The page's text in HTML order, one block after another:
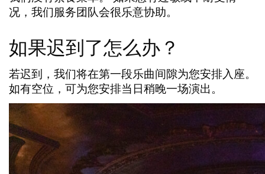
况 ，我们服务团队会很乐意协助。
如果迟到了怎么办？
若迟到，我们将在第一段乐曲间隙为您安排入座。
如有空位，可为您安排当日稍晚一场演出 。